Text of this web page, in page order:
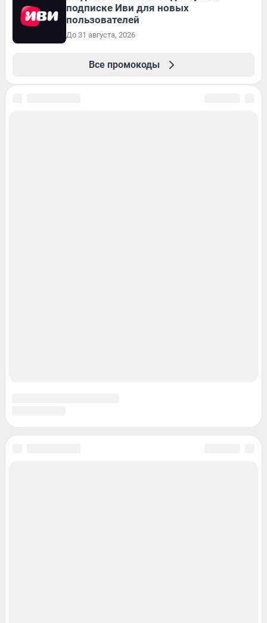
подписке Иви для новых
пользователей
До 31 августа, 2026
Все промокоды